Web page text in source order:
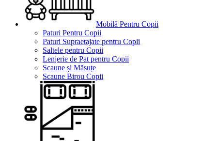
Mobilă Pentru Copii
Paturi Pentru Copii
Paturi Supraetajate pentru Copii
Saltele pentru Copii
Lenjerie de Pat pentru Copii
Scaune și Măsuțe
Scaune Birou Copii